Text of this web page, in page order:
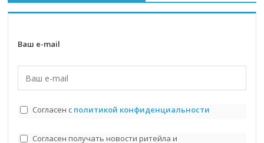
Ваш e-mail
Согласен с политикой конфиденциальности
Согласен получать новости ритейла и